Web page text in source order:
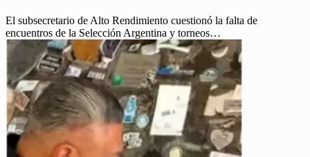
El subsecretario de Alto Rendimiento cuestionó la falta de
encuentros de la Selección Argentina y torneos…